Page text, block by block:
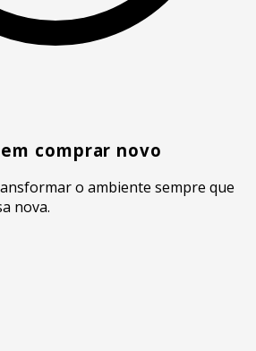
comprar novo
o ambiente sempre que
nova.